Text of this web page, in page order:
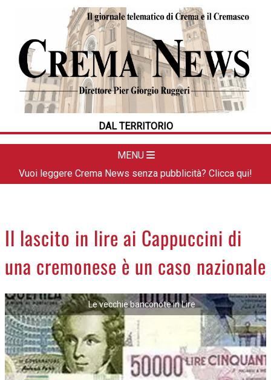
DAL TERRITORIO
MENU
HOME
CRONACA
POLITICA
LA FOTO
DAL TERRITORIO
APPUNTAMENTI
LA PIAZZA
ANIMALI
ACCEDI
Vuoi leggere Crema News senza pubblicità? Clicca qui!
Il lascito in lire ai Cappuccini di
una cremonese è un caso nazionale
Le vecchie banconote in Lire